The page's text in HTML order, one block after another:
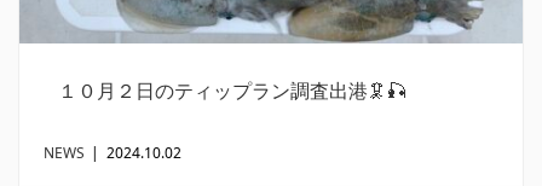
１０月２日のティップラン調査出港🦑🎣
NEWS | 2024.10.02